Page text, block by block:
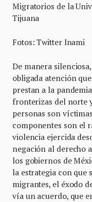
Migratorios de la
Tijuana
Fotos: Twitter Inami
De manera
obligada atención
prestan a la
fronterizas del norte
personas son
componentes son el
violencia ejercida
negación al derecho
los gobiernos de
la estrategia con que
migrantes, el éxodo
vía un acuerdo, que